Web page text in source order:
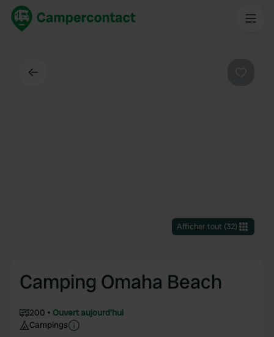
Afficher tout(32)
Camping Omaha Beach
200
Ouvert aujourd'hui
Campings